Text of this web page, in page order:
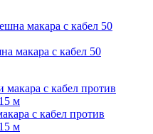
макара с кабел 50
с кабел против
м